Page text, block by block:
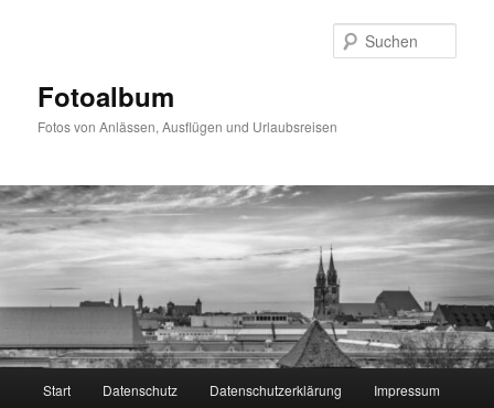
Fotoalbum
Fotos von Anlässen, Ausflügen und Urlaubsreisen
Start Datenschutz Datenschutzerklärung Impressum